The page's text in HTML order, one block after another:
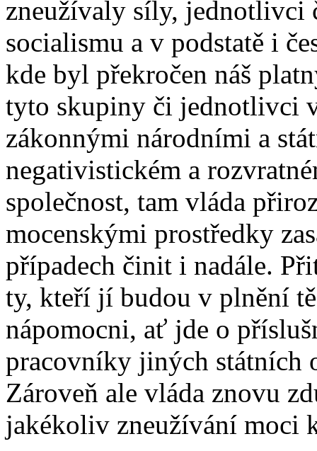
zneužívaly síly, jednotlivci
socialismu a v podstatě i
kde byl překročen náš
tyto skupiny či jednotlivci
zákonnými národními a
negativistickém a
společnost, tam vláda
mocenskými prostředky
případech činit i nadále.
ty, kteří jí budou v plnění
nápomocni, ať jde o
pracovníky jiných státních
Zároveň ale vláda znovu
jakékoliv zneužívání moci